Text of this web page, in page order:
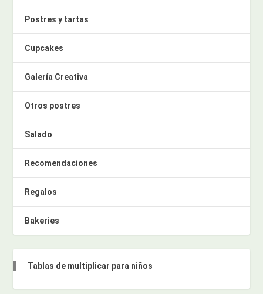
Postres y tartas
Cupcakes
Galería Creativa
Otros postres
Salado
Recomendaciones
Regalos
Bakeries
Tablas de multiplicar para niños